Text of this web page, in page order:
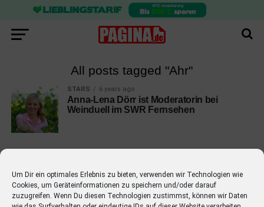
Um Dir ein optimales Erlebnis zu bieten, verwenden wir Technologien wie
Cookies, um Geräteinformationen zu speichern und/oder darauf
zuzugreifen. Wenn Du diesen Technologien zustimmst, können wir Daten
All posts tagged "Ahr"
STARS 6 years ago
Anna-Lena Dörr ist Moderatorin bei
Weinduell im SWR Fernsehen
EMPFOHLEN